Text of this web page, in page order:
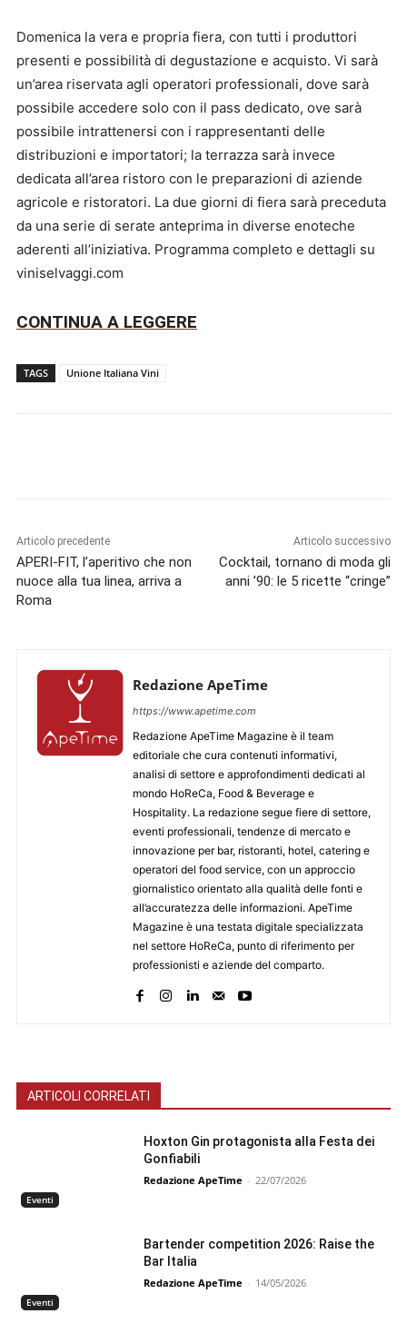
Domenica la vera e propria fiera, con tutti i produttori
presenti e possibilità di degustazione e acquisto. Vi sarà
un’area riservata agli operatori professionali, dove sarà
possibile accedere solo con il pass dedicato, ove sarà
possibile intrattenersi con i rappresentanti delle
distribuzioni e importatori; la terrazza sarà invece
dedicata all’area ristoro con le preparazioni di aziende
agricole e ristoratori. La due giorni di fiera sarà preceduta
da una serie di serate anteprima in diverse enoteche
aderenti all’iniziativa. Programma completo e dettagli su
viniselvaggi.com
CONTINUA A LEGGERE
TAGS Unione Italiana Vini
Articolo precedente
APERI-FIT, l’aperitivo che non
nuoce alla tua linea, arriva a
Roma
Articolo successivo
Cocktail, tornano di moda gli
anni ’90: le 5 ricette “cringe”
Redazione ApeTime
https://www.apetime.com
Redazione ApeTime Magazine è il team
editoriale che cura contenuti informativi,
analisi di settore e approfondimenti dedicati al
mondo HoReCa, Food & Beverage e
Hospitality. La redazione segue fiere di settore,
eventi professionali, tendenze di mercato e
innovazione per bar, ristoranti, hotel, catering e
operatori del food service, con un approccio
giornalistico orientato alla qualità delle fonti e
all’accuratezza delle informazioni. ApeTime
Magazine è una testata digitale specializzata
nel settore HoReCa, punto di riferimento per
professionisti e aziende del comparto.
ARTICOLI CORRELATI
Eventi
Hoxton Gin protagonista alla Festa dei
Gonfiabili
Redazione ApeTime - 22/07/2026
Eventi
Bartender competition 2026: Raise the
Bar Italia
Redazione ApeTime - 14/05/2026